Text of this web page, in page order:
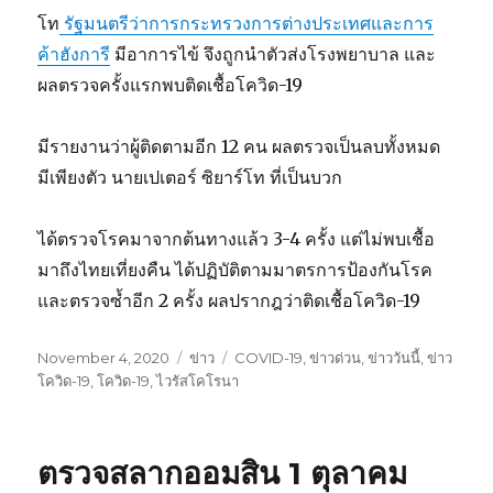
โท รัฐมนตรีว่าการกระทรวงการต่างประเทศและการ
ค้าฮังการี มีอาการไข้ จึงถูกนำตัวส่งโรงพยาบาล และ
ผลตรวจครั้งแรกพบติดเชื้อโควิด-19
มีรายงานว่าผู้ติดตามอีก 12 คน ผลตรวจเป็นลบทั้งหมด
มีเพียงตัว นายเปเตอร์ ซิยาร์โท ที่เป็นบวก
ได้ตรวจโรคมาจากต้นทางแล้ว 3-4 ครั้ง แต่ไม่พบเชื้อ
มาถึงไทยเที่ยงคืน ได้ปฏิบัติตามมาตรการป้องกันโรค
และตรวจซ้ำอีก 2 ครั้ง ผลปรากฎว่าติดเชื้อโควิด-19
Posted
on
November 4, 2020 Categories
ข่าว Tags
COVID-19 ,ข่าวด่วน ,ข่าววันนี้ ,ข่าว
โควิด-19 ,โควิด-19 ,ไวรัสโคโรนา
ตรวจสลากออมสิน 1 ตุลาคม